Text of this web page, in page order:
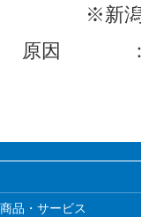
※新
原因 ：電
商品・サービス